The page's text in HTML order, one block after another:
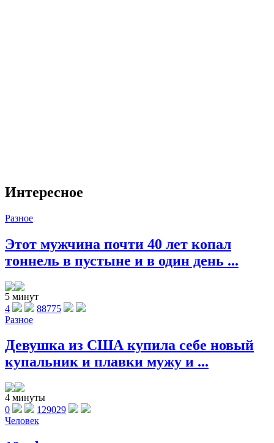
Интересное
Разное
Этот мужчина почти 40 лет копал
тоннель в пустыне и в один день ...
5 минут
4
88775
Разное
Девушка из США купила себе новый
купальник и плавки мужу и ...
4 минуты
0
129029
Человек